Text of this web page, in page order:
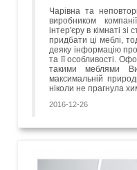
Чарівна та
виробником
інтер'єру в кімнаті
придбати ці меблі,
деяку інформацію
та її особливості.
такими меблями
максимальній
ніколи не прагнула
2016-12-26